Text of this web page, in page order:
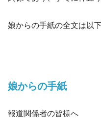
娘からの手紙の全文は以下
娘からの手紙
報道関係者の皆様へ